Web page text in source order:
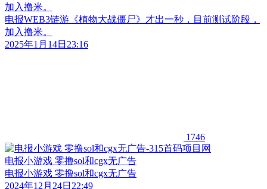
加入撸米。
电报WEB3链游《植物大战僵尸》才出一秒，目前测试阶段，
加入撸米。
2025年1月14日23:16
1746
电报小游戏 零撸sol和cgx无广告
电报小游戏 零撸sol和cgx无广告
2024年12月24日22:49